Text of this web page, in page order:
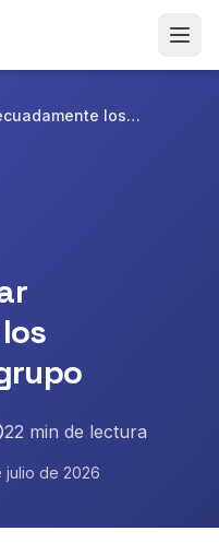
los
22 min de lectura
julio de 2026